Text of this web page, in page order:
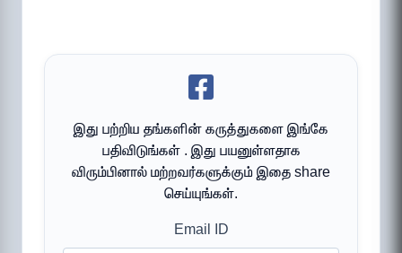
இது பற்றிய தங்களின் கருத்துகளை இங்கே
பதிவிடுங்கள் . இது பயனுள்ளதாக
விரும்பினால் மற்றவர்களுக்கும் இதை share
செய்யுங்கள்.
Email ID